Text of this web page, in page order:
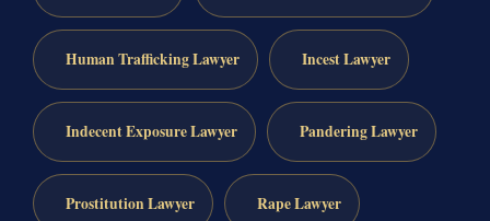
Human Trafficking Lawyer Incest Lawyer
Indecent Exposure Lawyer Pandering Lawyer
Prostitution Lawyer Rape Lawyer